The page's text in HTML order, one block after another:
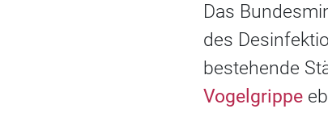
Das
des
bestehende
Vogelgrippe